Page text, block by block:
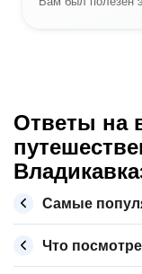
Ответы на
Самые
Что